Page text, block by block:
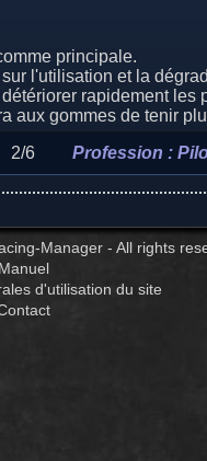
principale.
l'utilisation et la
rapidement les
aux gommes de tenir
2/6 Profession :
Manager - All rights
Manuel
d'utilisation du site